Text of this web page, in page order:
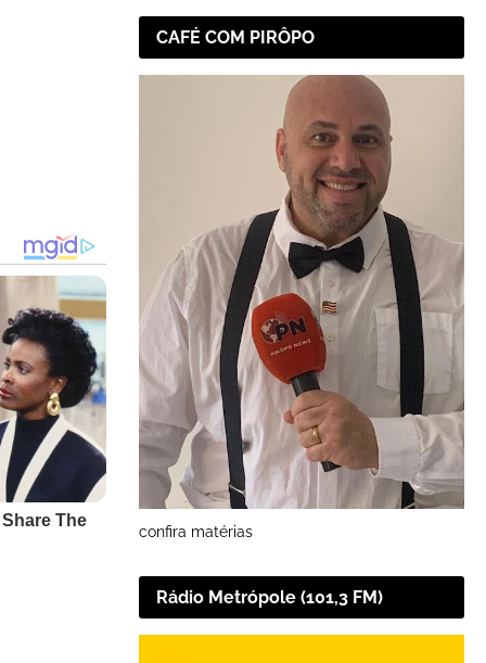
CAFÉ COM PIRÔPO
confira matérias
Rádio Metrópole (101,3 FM)